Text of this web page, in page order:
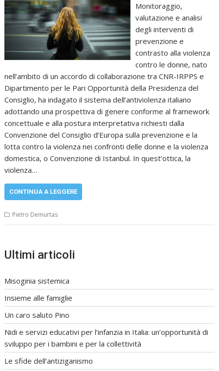
Monitoraggio,
valutazione e analisi
degli interventi di
prevenzione e
contrasto alla violenza
contro le donne, nato
nell’ambito di un accordo di collaborazione tra CNR-IRPPS e
Dipartimento per le Pari Opportunità della Presidenza del
Consiglio, ha indagato il sistema dell’antiviolenza italiano
adottando una prospettiva di genere conforme al framework
concettuale e alla postura interpretativa richiesti dalla
Convenzione del Consiglio d’Europa sulla prevenzione e la
lotta contro la violenza nei confronti delle donne e la violenza
domestica, o Convenzione di Istanbul. In quest’ottica, la
violenza…
CONTINUA A LEGGERE
Pietro Demurtas
Ultimi articoli
Misoginia sistemica
Insieme alle famiglie
Un caro saluto Pino
Nidi e servizi educativi per l’infanzia in Italia: un’opportunità di
sviluppo per i bambini e per la collettività
Le sfide dell’antiziganismo